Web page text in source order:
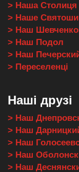
> Наша Столиця
> Наше
> Наш
> Наш Подол
> Наш
> Переселенці
Наші друзі
> Наш
> Наш
> Наш
> Наш
> Наш